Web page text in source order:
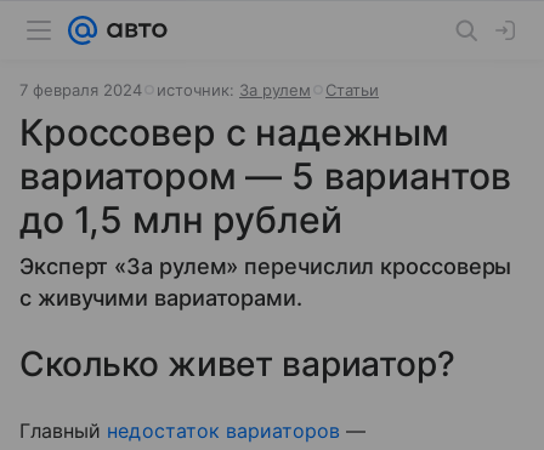
7 февраля 2024 источник: За рулем Статьи
Кроссовер с надежным
вариатором — 5 вариантов
до 1,5 млн рублей
Эксперт «За рулем» перечислил кроссоверы
с живучими вариаторами.
Сколько живет вариатор?
Главный недостаток вариаторов —